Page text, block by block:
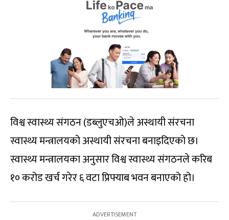
विश्व स्वास्थ्य संगठन (डब्लुएचओ)ले अस्थायी संरचना
स्वास्थ्य मन्त्रालयको अस्थायी संरचना बनाइदिएको छ।
स्वास्थ्य मन्त्रालयका अनुसार विश्व स्वास्थ्य संगठनले करिब
१० करोड खर्च गरेर ६ वटा प्रिफ्याब भवन बनाएको हो।